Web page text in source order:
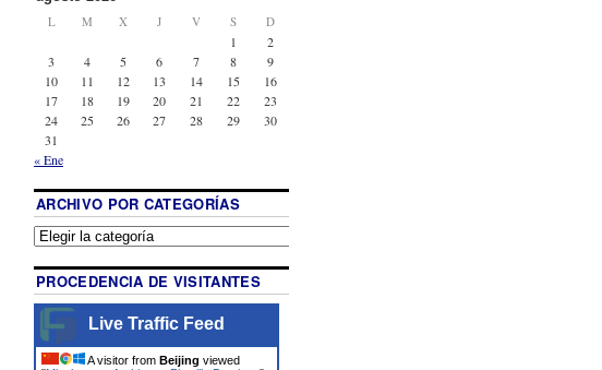
L M X J V S D
1
2
3
4 5 6 7 8
9
10
11 12 13 14 15
16
17
18 19 20 21 22
23
24
25 26 27 28 29
30
31
« Ene
ARCHIVO POR CATEGORÍAS
PROCEDENCIA DE VISITANTES
Live Traffic Feed
A visitor from Beijing viewed